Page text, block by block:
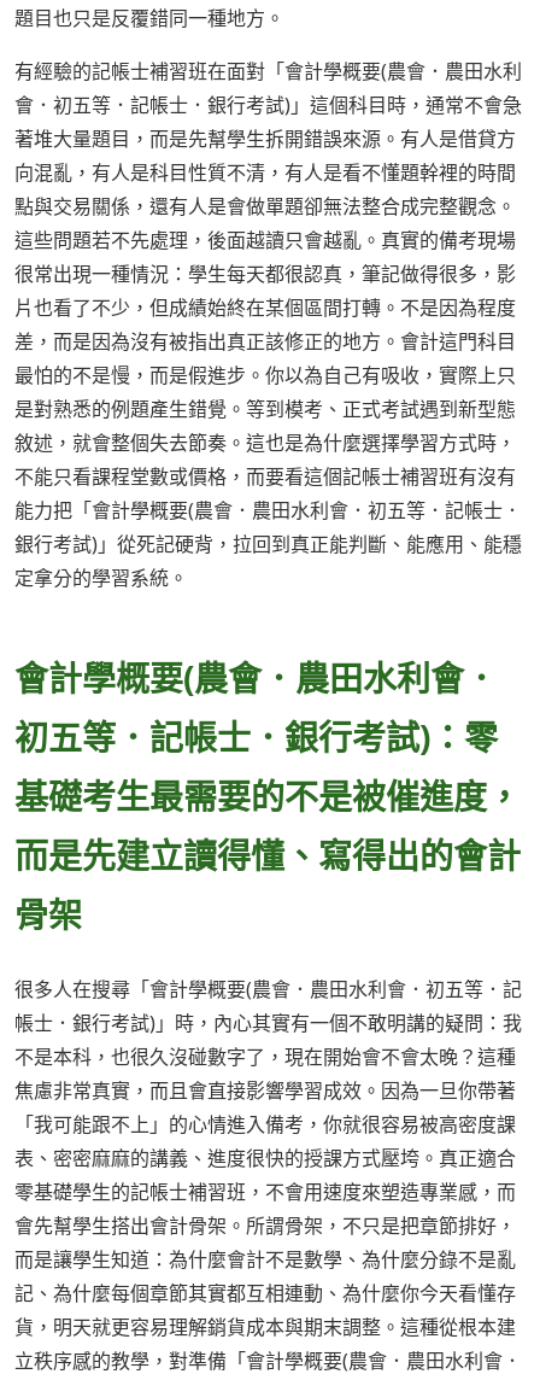
題目也只是反覆錯同一種地方。
有經驗的記帳士補習班在面對「會計學概要(農會．農田水利
會．初五等．記帳士．銀行考試)」這個科目時，通常不會急
著堆大量題目，而是先幫學生拆開錯誤來源。有人是借貸方
向混亂，有人是科目性質不清，有人是看不懂題幹裡的時間
點與交易關係，還有人是會做單題卻無法整合成完整觀念。
這些問題若不先處理，後面越讀只會越亂。真實的備考現場
很常出現一種情況：學生每天都很認真，筆記做得很多，影
片也看了不少，但成績始終在某個區間打轉。不是因為程度
差，而是因為沒有被指出真正該修正的地方。會計這門科目
最怕的不是慢，而是假進步。你以為自己有吸收，實際上只
是對熟悉的例題產生錯覺。等到模考、正式考試遇到新型態
敘述，就會整個失去節奏。這也是為什麼選擇學習方式時，
不能只看課程堂數或價格，而要看這個記帳士補習班有沒有
能力把「會計學概要(農會．農田水利會．初五等．記帳士．
銀行考試)」從死記硬背，拉回到真正能判斷、能應用、能穩
定拿分的學習系統。
會計學概要(農會．農田水利會．
初五等．記帳士．銀行考試)：零
基礎考生最需要的不是被催進度，
而是先建立讀得懂、寫得出的會計
骨架
很多人在搜尋「會計學概要(農會．農田水利會．初五等．記
帳士．銀行考試)」時，內心其實有一個不敢明講的疑問：我
不是本科，也很久沒碰數字了，現在開始會不會太晚？這種
焦慮非常真實，而且會直接影響學習成效。因為一旦你帶著
「我可能跟不上」的心情進入備考，你就很容易被高密度課
表、密密麻麻的講義、進度很快的授課方式壓垮。真正適合
零基礎學生的記帳士補習班，不會用速度來塑造專業感，而
會先幫學生搭出會計骨架。所謂骨架，不只是把章節排好，
而是讓學生知道：為什麼會計不是數學、為什麼分錄不是亂
記、為什麼每個章節其實都互相連動、為什麼你今天看懂存
貨，明天就更容易理解銷貨成本與期末調整。這種從根本建
立秩序感的教學，對準備「會計學概要(農會．農田水利會．